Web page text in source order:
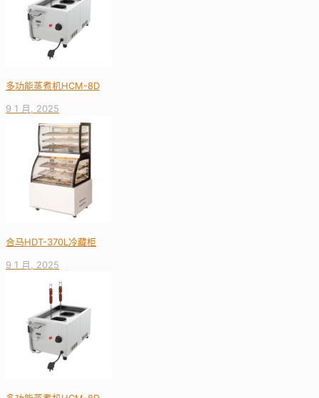
多功能蒸煮机HCM-8D
9 1 月, 2025
合马HDT-370L冷藏柜
9 1 月, 2025